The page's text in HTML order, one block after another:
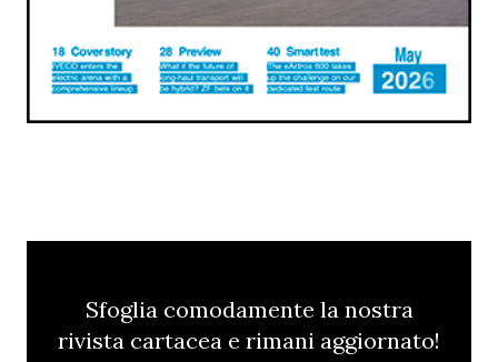
Sfoglia comodamente la nostra
rivista cartacea e rimani aggiornato!